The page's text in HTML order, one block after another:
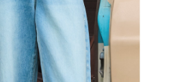
停止該用戶之使用額度並採取法律行動。